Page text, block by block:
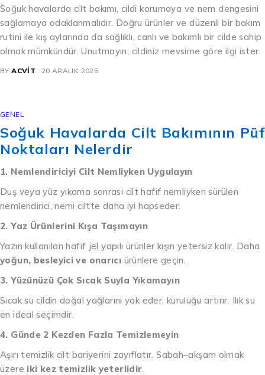
Soğuk havalarda cilt bakımı, cildi korumaya ve nem dengesini
sağlamaya odaklanmalıdır. Doğru ürünler ve düzenli bir bakım
rutini ile kış aylarında da sağlıklı, canlı ve bakımlı bir cilde sahip
olmak mümkündür. Unutmayın; cildiniz mevsime göre ilgi ister.
BY ACVIT 20 ARALIK 2025
GENEL
Soğuk Havalarda Cilt Bakımının Püf
Noktaları Nelerdir
1. Nemlendiriciyi Cilt Nemliyken Uygulayın
Duş veya yüz yıkama sonrası cilt hafif nemliyken sürülen
nemlendirici, nemi ciltte daha iyi hapseder.
2. Yaz Ürünlerini Kışa Taşımayın
Yazın kullanılan hafif jel yapılı ürünler kışın yetersiz kalır. Daha
yoğun, besleyici ve onarıcı ürünlere geçin.
3. Yüzünüzü Çok Sıcak Suyla Yıkamayın
Sıcak su cildin doğal yağlarını yok eder, kuruluğu artırır. Ilık su
en ideal seçimdir.
4. Günde 2 Kezden Fazla Temizlemeyin
Aşırı temizlik cilt bariyerini zayıflatır. Sabah–akşam olmak
üzere iki kez temizlik yeterlidir.